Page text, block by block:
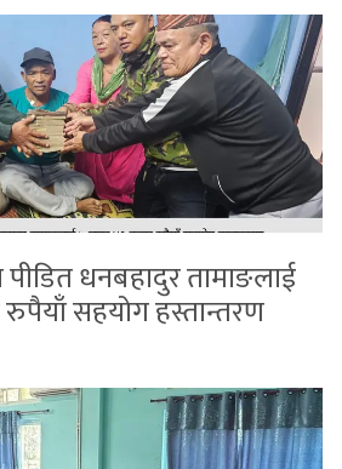
पीडित धनबहादुर तामाङलाई
सहयोग हस्तान्तरण